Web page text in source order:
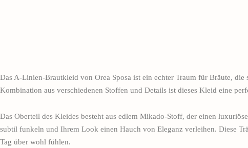
Das A-Linien-Brautkleid von Orea Sposa ist ein echter Traum für Bräute,
Kombination aus verschiedenen Stoffen und Details ist dieses Kleid eine
Das Oberteil des Kleides besteht aus edlem Mikado-Stoff, der einen
subtil funkeln und Ihrem Look einen Hauch von Eleganz verleihen. Diese
Tag über wohl fühlen.